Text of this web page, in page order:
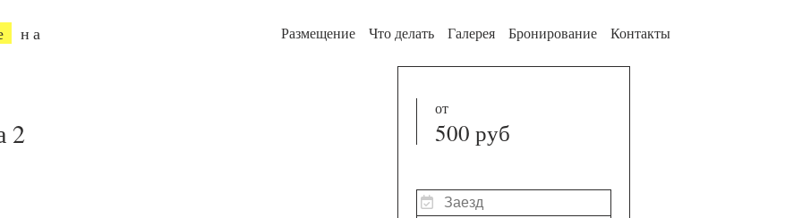
на Размещение Что делать Галерея Бронирование Контакты
2
от
500 руб